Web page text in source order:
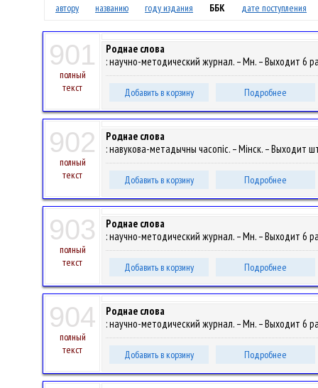
автору
названию году издания ББК дате поступления
901
полный
текст
Роднае слова
: научно-методический журнал. – Мн. – Выходит 6
Добавить в корзину Подробнее
902
полный
текст
Роднае слова
: навукова-метадычны часопіс. – Мінск. – Выходит
Добавить в корзину Подробнее
903
полный
текст
Роднае слова
: научно-методический журнал. – Мн. – Выходит 6
Добавить в корзину Подробнее
904
полный
текст
Роднае слова
: научно-методический журнал. – Мн. – Выходит 6
Добавить в корзину Подробнее